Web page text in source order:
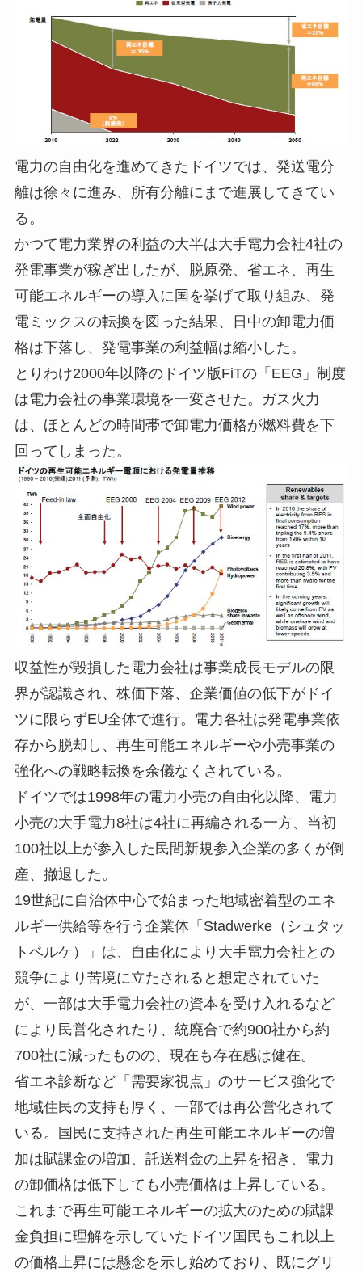
電力の自由化を進めてきたドイツでは、発送電分
離は徐々に進み、所有分離にまで進展してきてい
る。
かつて電力業界の利益の大半は大手電力会社4社の
発電事業が稼ぎ出したが、脱原発、省エネ、再生
可能エネルギーの導入に国を挙げて取り組み、発
電ミックスの転換を図った結果、日中の卸電力価
格は下落し、発電事業の利益幅は縮小した。
とりわけ2000年以降のドイツ版FiTの「EEG」制度
は電力会社の事業環境を一変させた。ガス火力
は、ほとんどの時間帯で卸電力価格が燃料費を下
回ってしまった。
収益性が毀損した電力会社は事業成長モデルの限
界が認識され、株価下落、企業価値の低下がドイ
ツに限らずEU全体で進行。電力各社は発電事業依
存から脱却し、再生可能エネルギーや小売事業の
強化への戦略転換を余儀なくされている。
ドイツでは1998年の電力小売の自由化以降、電力
小売の大手電力8社は4社に再編される一方、当初
100社以上が参入した民間新規参入企業の多くが倒
産、撤退した。
19世紀に自治体中心で始まった地域密着型のエネ
ルギー供給等を行う企業体「Stadwerke（シュタッ
トベルケ）」は、自由化により大手電力会社との
競争により苦境に立たされると想定されていた
が、一部は大手電力会社の資本を受け入れるなど
により民営化されたり、統廃合で約900社から約
700社に減ったものの、現在も存在感は健在。
省エネ診断など「需要家視点」のサービス強化で
地域住民の支持も厚く、一部では再公営化されて
いる。国民に支持された再生可能エネルギーの増
加は賦課金の増加、託送料金の上昇を招き、電力
の卸価格は低下しても小売価格は上昇している。
これまで再生可能エネルギーの拡大のための賦課
金負担に理解を示していたドイツ国民もこれ以上
の価格上昇には懸念を示し始めており、既にグリ